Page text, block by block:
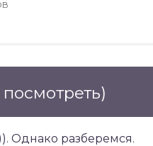
Однако разберемся.